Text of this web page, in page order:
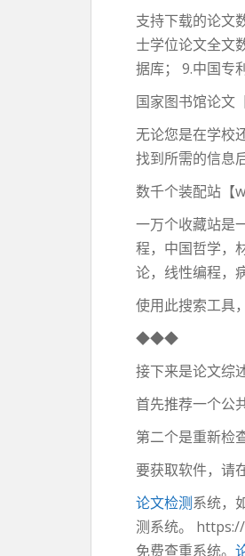
支持下载的论文
士学位论文全文
据库； 9.中国专
国家图书馆论文
无论您是在学校
找到所需的信息
数千个装配站【
一万个收藏站是
程，中国哲学，
论，线性编程，
使用此搜索工具
◆◆◆
接下来是论文综
首先推荐一个公
第二个是重新检
要获取软件，请
论文检测系统，
测系统。
免费查重系统。